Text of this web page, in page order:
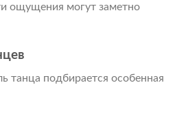
ощущения могут заметно
танца подбирается особенная